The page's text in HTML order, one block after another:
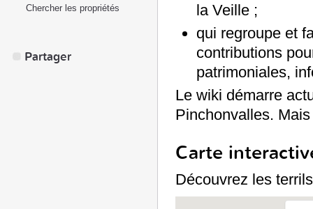
la Veille ;
qui regroupe et
contributions
patrimoniales,
Le wiki démarre
Pinchonvalles.
Carte
Découvrez les
Chercher les propriétés
Partager